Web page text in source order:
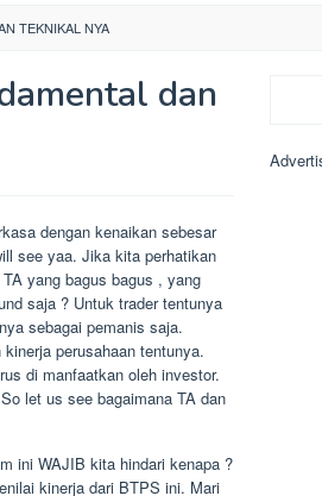
TEKNIKAL NYA
dan
dengan kenaikan sebesar
see yaa. Jika kita perhatikan
yang bagus bagus , yang
saja ? Untuk trader tentunya
sebagai pemanis saja.
perusahaan tentunya.
di manfaatkan oleh investor.
let us see bagaimana TA dan
ini WAJIB kita hindari kenapa ?
kinerja dari BTPS ini. Mari